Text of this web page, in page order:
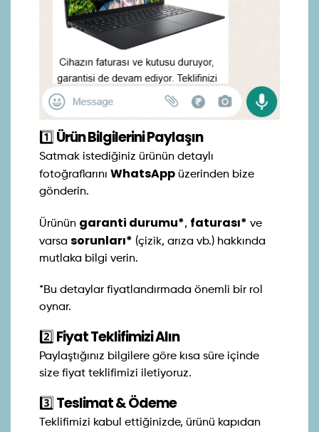
1️⃣ Ürün Bilgilerini Paylaşın
Satmak istediğiniz ürünün detaylı
fotoğraflarını WhatsApp üzerinden bize
gönderin.
Ürünün garanti durumu*, faturası* ve
varsa sorunları* (çizik, arıza vb.) hakkında
mutlaka bilgi verin.
*Bu detaylar fiyatlandırmada önemli bir rol
oynar.
2️⃣ Fiyat Teklifimizi Alın
Paylaştığınız bilgilere göre kısa süre içinde
size fiyat teklifimizi iletiyoruz.
3️⃣ Teslimat & Ödeme
Teklifimizi kabul ettiğinizde, ürünü kapıdan